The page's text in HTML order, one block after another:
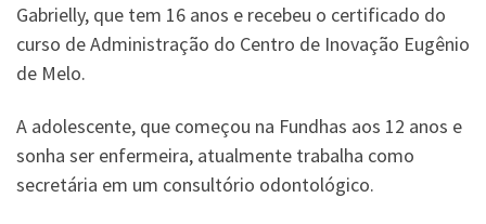
Gabrielly, que tem 16 anos e recebeu o certificado do
curso de Administração do Centro de Inovação Eugênio
de Melo.
A adolescente, que começou na Fundhas aos 12 anos e
sonha ser enfermeira, atualmente trabalha como
secretária em um consultório odontológico.